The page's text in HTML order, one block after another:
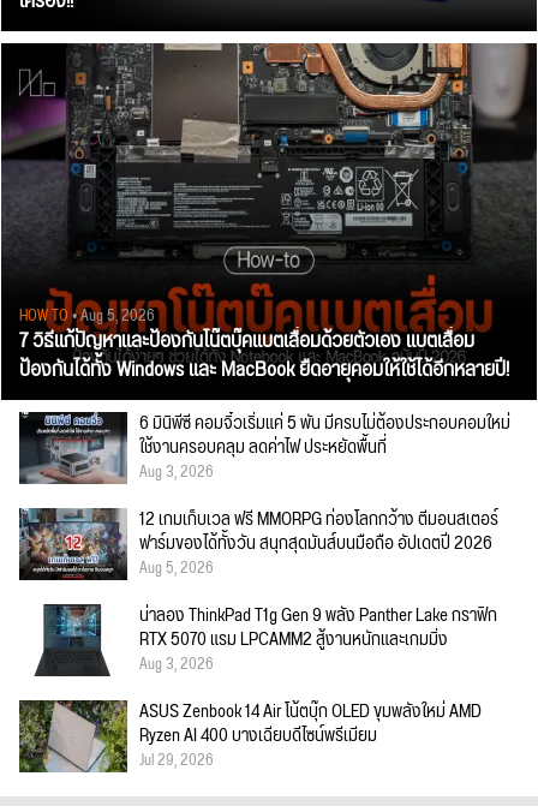
HOW TO• Aug 5, 2026
7 วิธีแก้ปัญหาและป้องกันโน๊ตบุ๊คแบตเสื่อมด้วยตัวเอง แบตเสื่อม
ป้องกันได้ทั้ง Windows และ MacBook ยืดอายุคอมให้ใช้ได้อีกหลายปี!
6 มินิพีซี คอมจิ๋วเริ่มแค่ 5 พัน มีครบไม่ต้องประกอบคอมใหม่
ใช้งานครอบคลุม ลดค่าไฟ ประหยัดพื้นที่
Aug 3, 2026
12 เกมเก็บเวล ฟรี MMORPG ท่องโลกกว้าง ตีมอนสเตอร์
ฟาร์มของได้ทั้งวัน สนุกสุดมันส์บนมือถือ อัปเดตปี 2026
Aug 5, 2026
น่าลอง ThinkPad T1g Gen 9 พลัง Panther Lake กราฟิก
RTX 5070 แรม LPCAMM2 สู้งานหนักและเกมมิ่ง
Aug 3, 2026
ASUS Zenbook 14 Air โน้ตบุ๊ก OLED ขุมพลังใหม่ AMD
Ryzen AI 400 บางเฉียบดีไซน์พรีเมียม
Jul 29, 2026